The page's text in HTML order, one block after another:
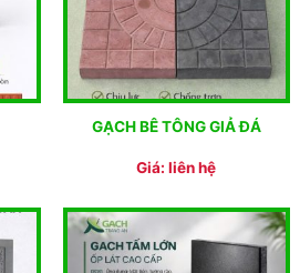
GẠCH BÊ TÔNG GIẢ ĐÁ
Giá: liên hệ